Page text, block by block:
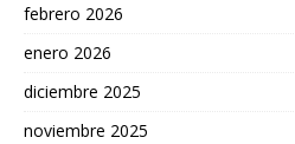
febrero 2026
enero 2026
diciembre 2025
noviembre 2025